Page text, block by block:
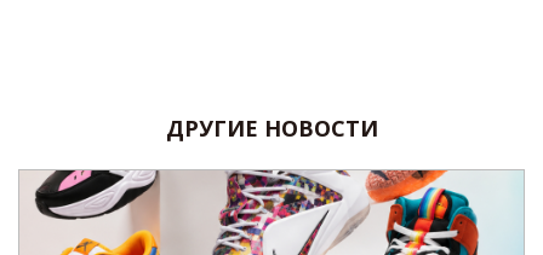
ДРУГИЕ НОВОСТИ